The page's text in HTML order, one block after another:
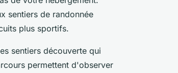
sentiers de randonnée
plus sportifs.
sentiers découverte qui
permettent d'observer